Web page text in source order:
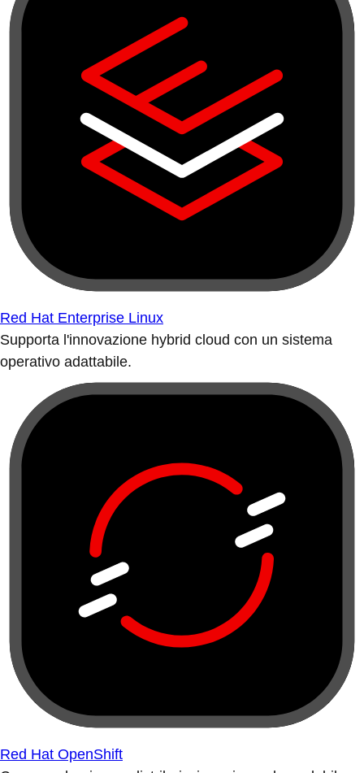
Red Hat Enterprise Linux
Supporta l'innovazione hybrid cloud con un sistema
operativo adattabile.
Red Hat OpenShift